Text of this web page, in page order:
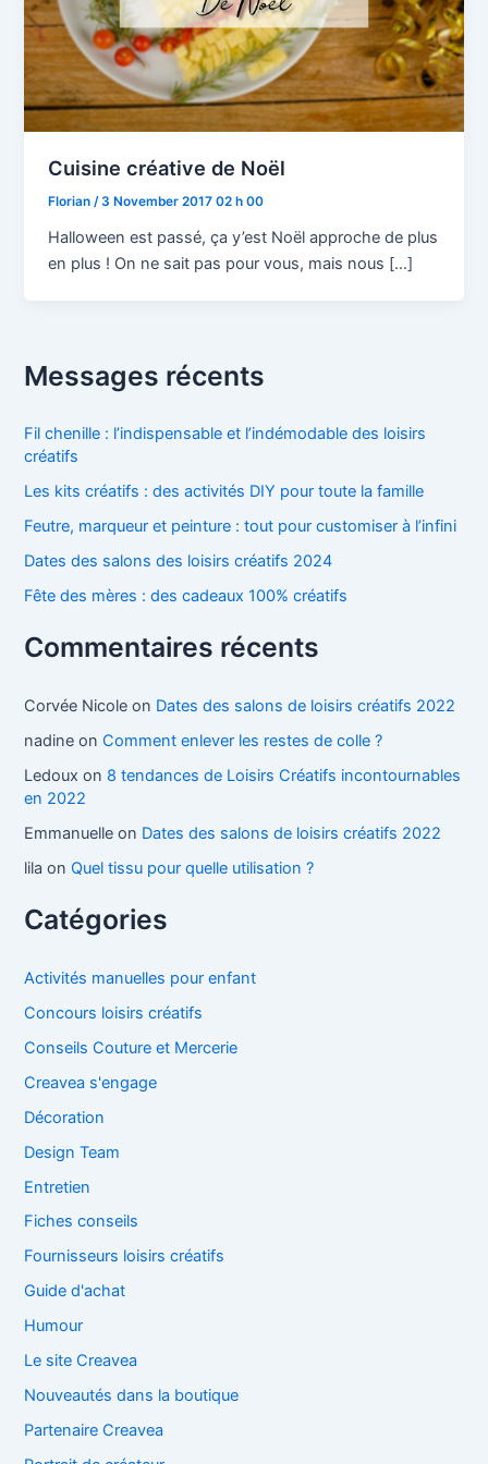
Cuisine créative de Noël
Florian /3 November 2017 02 h 00
Halloween est passé, ça y’est Noël approche de plus
en plus ! On ne sait pas pour vous, mais nous […]
Messages récents
Fil chenille : l’indispensable et l’indémodable des loisirs
créatifs
Les kits créatifs : des activités DIY pour toute la famille
Feutre, marqueur et peinture : tout pour customiser à l’infini
Dates des salons des loisirs créatifs 2024
Fête des mères : des cadeaux 100% créatifs
Commentaires récents
Corvée Nicole on Dates des salons de loisirs créatifs 2022
nadine on Comment enlever les restes de colle ?
Ledoux on 8 tendances de Loisirs Créatifs incontournables
en 2022
Emmanuelle on Dates des salons de loisirs créatifs 2022
lila on Quel tissu pour quelle utilisation ?
Catégories
Activités manuelles pour enfant
Concours loisirs créatifs
Conseils Couture et Mercerie
Creavea s'engage
Décoration
Design Team
Entretien
Fiches conseils
Fournisseurs loisirs créatifs
Guide d'achat
Humour
Le site Creavea
Nouveautés dans la boutique
Partenaire Creavea